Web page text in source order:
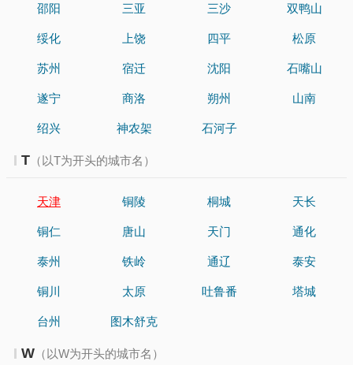
邵阳 三亚 三沙 双鸭山
绥化 上饶 四平 松原
苏州 宿迁 沈阳 石嘴山
遂宁 商洛 朔州 山南
绍兴 神农架 石河子
T （以T为开头的城市名）
天津 铜陵 桐城 天长
铜仁 唐山 天门 通化
泰州 铁岭 通辽 泰安
铜川 太原 吐鲁番 塔城
台州 图木舒克
W （以W为开头的城市名）